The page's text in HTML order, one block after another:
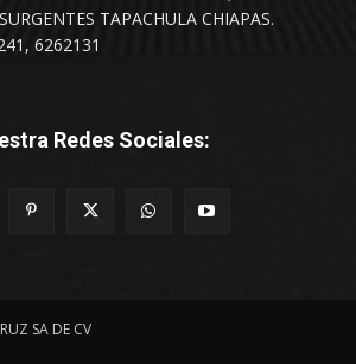
TAPACHULA CHIAPAS.
6262131
Redes Sociales:
SA DE CV